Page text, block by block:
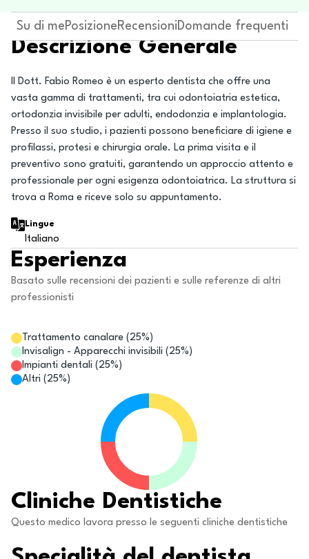
Su di mePosizioneRecensioniDomande frequenti
Descrizione Generale
Il Dott. Fabio Romeo è un esperto dentista che offre una
vasta gamma di trattamenti, tra cui odontoiatria estetica,
ortodonzia invisibile per adulti, endodonzia e implantologia.
Presso il suo studio, i pazienti possono beneficiare di igiene e
profilassi, protesi e chirurgia orale. La prima visita e il
preventivo sono gratuiti, garantendo un approccio attento e
professionale per ogni esigenza odontoiatrica. La struttura si
trova a Roma e riceve solo su appuntamento.
Lingue
Italiano
Esperienza
Basato sulle recensioni dei pazienti e sulle referenze di altri
professionisti
Trattamento canalare ( 25%)
Invisalign - Apparecchi invisibili ( 25%)
Impianti dentali ( 25%)
Altri ( 25%)
Cliniche Dentistiche
Questo medico lavora presso le seguenti cliniche dentistiche